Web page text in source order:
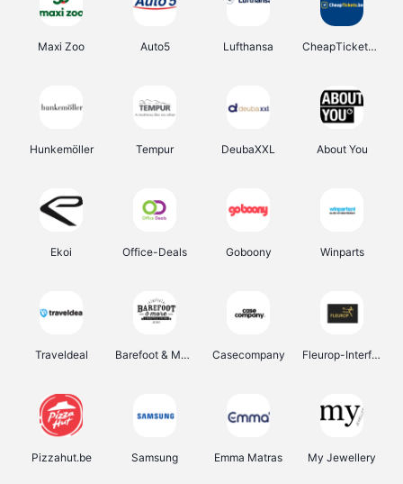
Maxi Zoo Auto5 Lufthansa CheapTickets.be
Hunkemöller Tempur DeubaXXL About You
Ekoi Office-Deals Goboony Winparts
Traveldeal Barefoot & More Casecompany Fleurop-Interflora
Pizzahut.be Samsung Emma Matras My Jewellery